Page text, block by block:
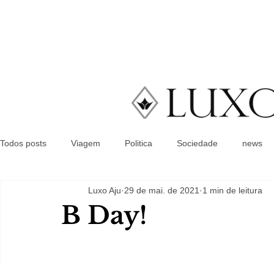
Todos posts Viagem Politica Sociedade news
B Day!
Luxo Aju 29 de mai. de 2021 1 min de leitura